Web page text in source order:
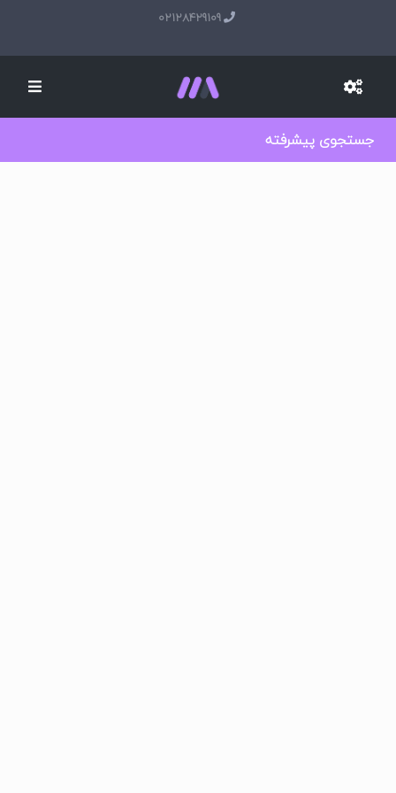
02128429109
جستجوی پیشرفته